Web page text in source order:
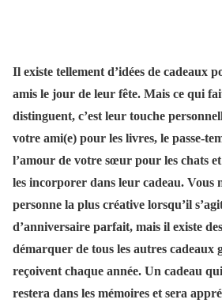
Il existe tellement d’idées de cadeaux
amis le jour de leur fête. Mais ce qui
distinguent, c’est leur touche
votre ami(e) pour les livres, le passe-
l’amour de votre sœur pour les chats
les incorporer dans leur cadeau. Vous
personne la plus créative lorsqu’il
d’anniversaire parfait, mais il existe
démarquer de tous les autres cadeaux
reçoivent chaque année. Un cadeau
restera dans les mémoires et sera